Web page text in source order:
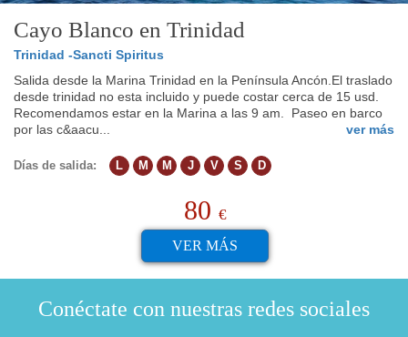
Cayo Blanco en Trinidad
Trinidad -Sancti Spiritus
Salida desde la Marina Trinidad en la Península Ancón.El traslado
desde trinidad no esta incluido y puede costar cerca de 15 usd.
Recomendamos estar en la Marina a las 9 am. Paseo en barco
por las c&aacu...
ver más
Días de salida: L M M J V S D
80 €
VER MÁS
Conéctate con nuestras redes sociales